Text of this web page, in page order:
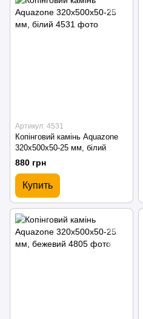
Артикул: 4531
Копінговий камінь Aquazone
320x500x50-25 мм, білий
880 грн
Купить